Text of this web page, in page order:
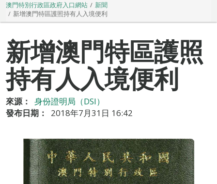
澳門特別行政區政府入口網站
新聞
新增澳門特區護照持有人入境便利
新增澳門特區護照
持有人入境便利
來源：
身份證明局（DSI）
發布日期：
2018年7月31日 16:42